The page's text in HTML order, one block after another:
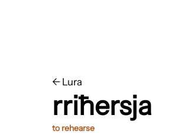
← ​​Lura
rriħersja
to rehearse